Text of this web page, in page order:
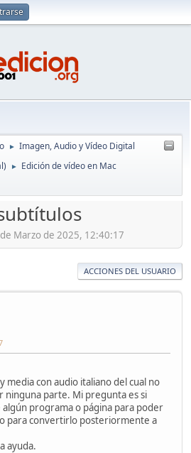
► Imagen, Audio y Vídeo Digital
► Edición de vídeo en Mac
Marzo de 2025, 12:40:17
ACCIONES DEL USUARIO
media con audio italiano del cual no
parte. Mi pregunta es si
programa o página para poder
para convertirlo posteriormente a
ayuda.